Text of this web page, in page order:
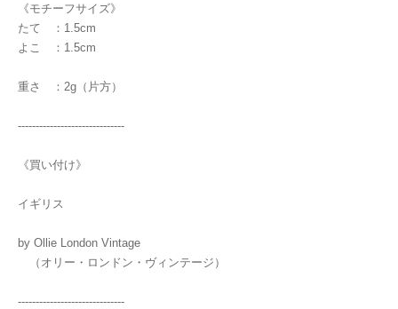
《モチーフサイズ》
たて ：1.5cm
よこ ：1.5cm
重さ ：2g（片方）
------------------------------
《買い付け》
イギリス
by Ollie London Vintage
（オリー・ロンドン・ヴィンテージ）
------------------------------